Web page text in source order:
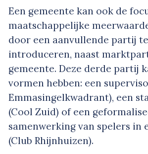
Een gemeente kan ook de
maatschappelijke
door een aanvullende partij te
introduceren, naast
gemeente. Deze derde partij
vormen hebben: een
Emmasingelkwadrant), een
(Cool Zuid) of een
samenwerking van spelers in
(Club Rhijnhuizen).